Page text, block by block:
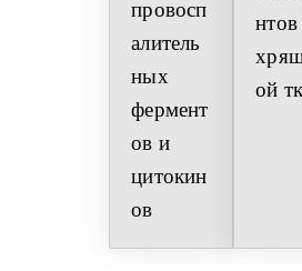
провосп
алитель
ных
фермент
ов и
цитокин
ов
нтов
ой